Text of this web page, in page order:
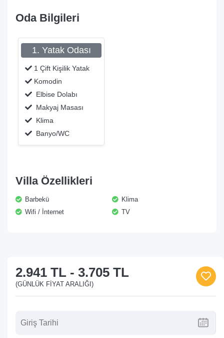
Oda Bilgileri
1. Yatak Odası
1 Çift Kişilik Yatak
Komodin
Elbise Dolabı
Makyaj Masası
Klima
Banyo/WC
Villa Özellikleri
Barbekü
Klima
Wifi / İnternet
TV
2.941 TL - 3.705 TL
(GÜNLÜK FIYAT ARALIĞI)